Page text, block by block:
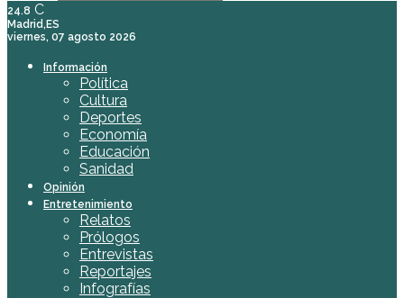
24.8 C
Madrid,ES
viernes, 07 agosto 2026
Información
Política
Cultura
Deportes
Economía
Educación
Sanidad
Opinión
Entretenimiento
Relatos
Prólogos
Entrevistas
Reportajes
Infografías